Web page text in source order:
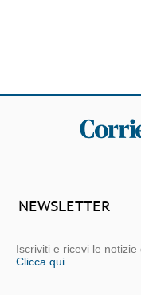
NEWSLETTER
Iscriviti e ricevi le
Clicca qui